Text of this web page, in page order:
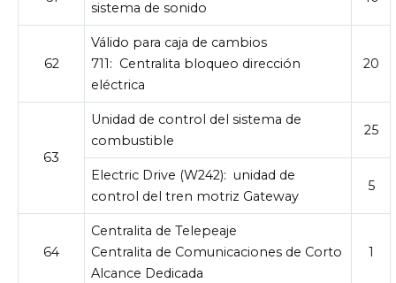
sistema de sonido
62
Válido para caja de cambios
711: Centralita bloqueo dirección
eléctrica
20
63
Unidad de control del sistema de
combustible
25
Electric Drive (W242): unidad de
control del tren motriz Gateway
5
64
Centralita de Telepeaje
Centralita de Comunicaciones de Corto
Alcance Dedicada
1